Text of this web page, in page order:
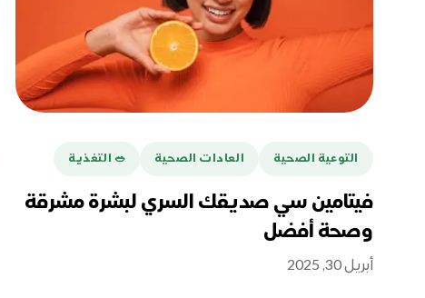
التوعية الصحية العادات الصحية 🥗 التغذية
فيتامين سي صديقك السري لبشرة مشرقة
وصحة أفضل
أبريل 30, 2025